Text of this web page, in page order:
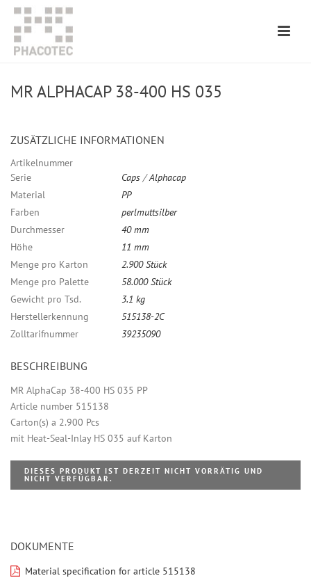
MR ALPHACAP 38-400 HS 035
ZUSÄTZLICHE INFORMATIONEN
Artikelnummer
Serie
Caps /Alphacap
Material
PP
Farben
perlmuttsilber
Durchmesser
40 mm
Höhe
11 mm
Menge pro Karton
2.900 Stück
Menge pro Palette
58.000 Stück
Gewicht pro Tsd.
3.1 kg
Herstellerkennung
515138-2C
Zolltarifnummer
39235090
BESCHREIBUNG
MR AlphaCap 38-400 HS 035 PP
Article number 515138
Carton(s) a 2.900 Pcs
mit Heat-Seal-Inlay HS 035 auf Karton
DIESES PRODUKT IST DERZEIT NICHT VORRÄTIG UND
NICHT VERFÜGBAR.
DOKUMENTE
Material specification for article 515138